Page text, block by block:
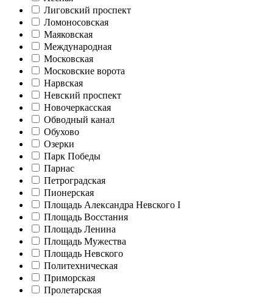
Лиговский проспект
Ломоносовская
Маяковская
Международная
Московская
Московские ворота
Нарвская
Невский проспект
Новочеркасская
Обводный канал
Обухово
Озерки
Парк Победы
Парнас
Петроградская
Пионерская
Площадь Александра Невского I
Площадь Восстания
Площадь Ленина
Площадь Мужества
Площадь Невского
Политехническая
Приморская
Пролетарская